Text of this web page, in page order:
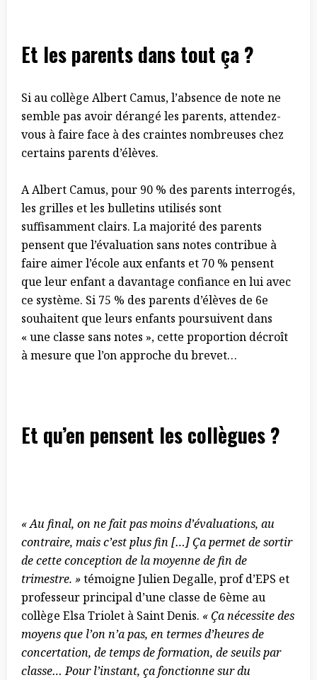
Et les parents dans tout ça ?
Si au collège Albert Camus, l’absence de note ne
semble pas avoir dérangé les parents, attendez-
vous à faire face à des craintes nombreuses chez
certains parents d’élèves.
A Albert Camus, pour 90 % des parents interrogés,
les grilles et les bulletins utilisés sont
suffisamment clairs. La majorité des parents
pensent que l’évaluation sans notes contribue à
faire aimer l’école aux enfants et 70 % pensent
que leur enfant a davantage confiance en lui avec
ce système. Si 75 % des parents d’élèves de 6e
souhaitent que leurs enfants poursuivent dans
« une classe sans notes », cette proportion décroît
à mesure que l’on approche du brevet…
Et qu’en pensent les collègues ?
« Au final, on ne fait pas moins d’évaluations, au
contraire, mais c’est plus fin […] Ça permet de sortir
de cette conception de la moyenne de fin de
trimestre. »témoigne Julien Degalle, prof d’EPS et
professeur principal d’une classe de 6ème au
collège Elsa Triolet à Saint Denis. « Ça nécessite des
moyens que l’on n’a pas, en termes d’heures de
concertation, de temps de formation, de seuils par
classe… Pour l’instant, ça fonctionne sur du